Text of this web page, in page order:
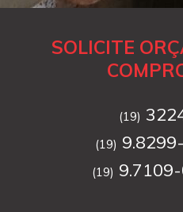
SOLICITE
(19)
(19)
(19)